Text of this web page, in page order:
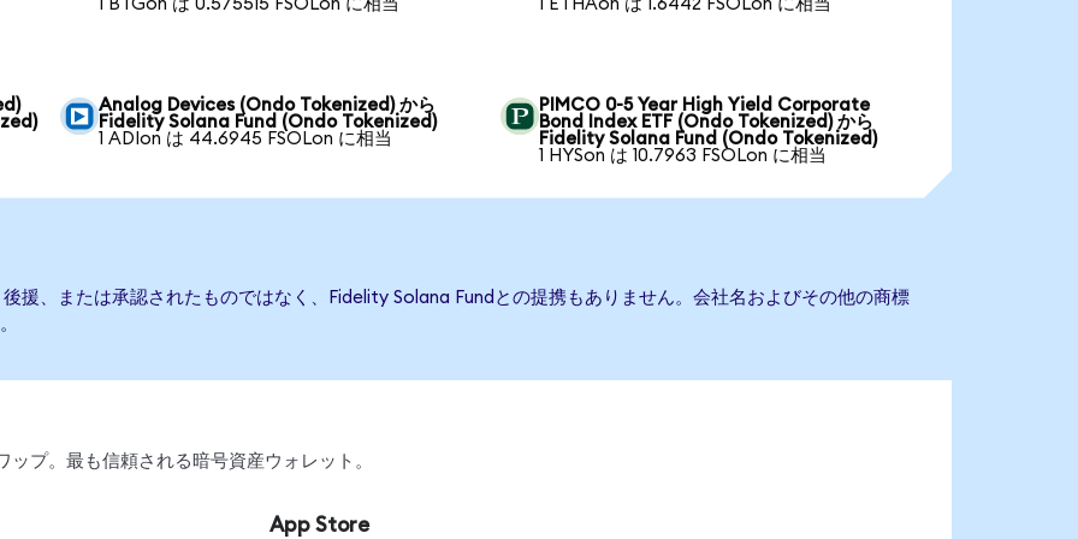
1 BTGon は 0.575515 FSOLon に相当 1 ETHAon は 1.6442 FSOLon に相当
Analog Devices (Ondo Tokenized) から
Fidelity Solana Fund (Ondo Tokenized)
1 ADIon は 44.6945 FSOLon に相当
PIMCO 0-5 Year High Yield Corporate
Bond Index ETF (Ondo Tokenized) から
Fidelity Solana Fund (Ondo Tokenized)
1 HYSon は 10.7963 FSOLon に相当
援、または承認されたものではなく、Fidelity Solana Fundとの提携もありません。会社名およびその他の商標
プ。最も信頼される暗号資産ウォレット。
App Store